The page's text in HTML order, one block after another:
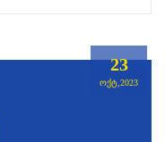
23
ᲝᲥᲢ,2023